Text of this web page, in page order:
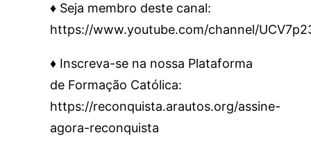
♦️ Seja membro deste canal:
https://www.youtube.com/channel/
♦️ Inscreva-se na nossa Plataforma
de Formação Católica:
https://reconquista.arautos.org/assine-
agora-reconquista